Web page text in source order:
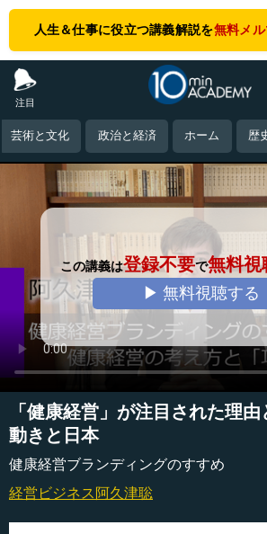
人生＆仕事に役立つ講義解説を無料メ
注目
芸術と文化 政治と経済 ホーム 歴
この講義は登録不要で無料視
▶ 無料視聴する
「健康経営」が注目された理
動きと日本
健康経営ブランディングのすすめ
経営ビジネス 阿久津聡